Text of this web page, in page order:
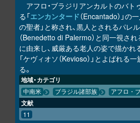
アフロ・ブラジリアンカルトのバト
る「エンカンタード（Encantado）」の
の聖者」と称され、黒人とされるパレ
（Benedetto di Palermo）と同一視さ
に由来し、威厳ある老人の姿で描かれる
「ケヴィオソ（Kevioso）」とよばれる
る。
地域・カテゴリ
中南米 ブラジル諸部族 アフロ・
文献
11